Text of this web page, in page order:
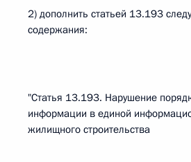
2) дополнить статьей 13.193
содержания:
"Статья 13.193. Нарушение
информации в единой
жилищного строительства